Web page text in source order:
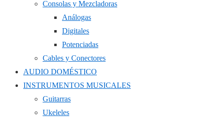
Consolas y Mezcladoras
Análogas
Digitales
Potenciadas
Cables y Conectores
AUDIO DOMÉSTICO
INSTRUMENTOS MUSICALES
Guitarras
Ukeleles